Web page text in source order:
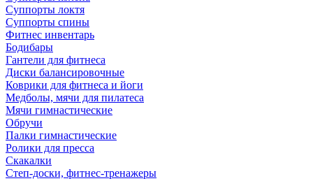
Суппорты локтя
Суппорты спины
Фитнес инвентарь
Бодибары
Гантели для фитнеса
Диски балансировочные
Коврики для фитнеса и йоги
Медболы, мячи для пилатеса
Мячи гимнастические
Обручи
Палки гимнастические
Ролики для пресса
Скакалки
Степ-доски, фитнес-тренажеры